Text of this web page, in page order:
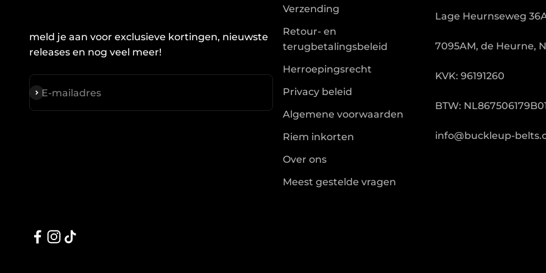
meld je aan voor exclusieve kortingen, nieuwste
releases en nog veel meer!
E-mailadres
Abonneren
Verzending
Retour- en
terugbetalingsbeleid
Herroepingsrecht
Privacy beleid
Algemene voorwaarden
Riem inkorten
Over ons
Meest gestelde vragen
Lage Heurnseweg
7095AM, de Heurne,
KVK: 96191260
BTW:
info@buckleup-